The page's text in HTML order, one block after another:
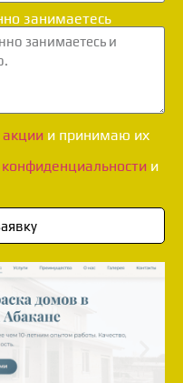
занимаетесь
и принимаю их
и